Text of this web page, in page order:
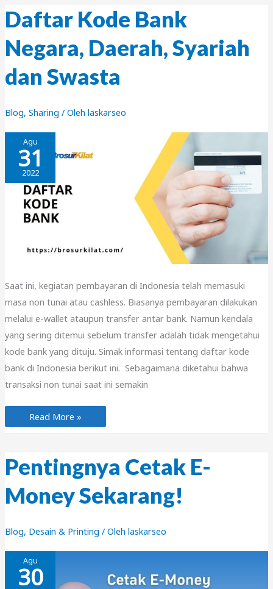
Profesional
Daftar Kode Bank
Negara, Daerah, Syariah
dan Swasta
Blog, Sharing / Oleh laskarseo
Agu
31
2022
Saat ini, kegiatan pembayaran di Indonesia telah memasuki
masa non tunai atau cashless. Biasanya pembayaran dilakukan
melalui e-wallet ataupun transfer antar bank. Namun kendala
yang sering ditemui sebelum transfer adalah tidak mengetahui
kode bank yang dituju. Simak informasi tentang daftar kode
bank di Indonesia berikut ini. Sebagaimana diketahui bahwa
transaksi non tunai saat ini semakin
Daftar
Kode
Bank
Syariah
dan
Swasta
Read More »
Pentingnya Cetak E-
Money Sekarang!
Blog, Desain & Printing / Oleh laskarseo
Agu
30